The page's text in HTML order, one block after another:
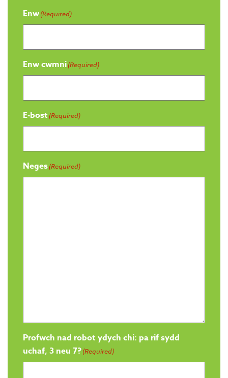
Enw(Required)
Enw cwmni(Required)
E-bost (Required)
Neges(Required)
Profwch nad robot ydych chi: pa rif sydd
uchaf, 3 neu 7?(Required)